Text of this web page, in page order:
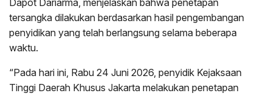
Dapot Dariarma, menjelaskan bahwa penetapan
tersangka dilakukan berdasarkan hasil pengembangan
penyidikan yang telah berlangsung selama beberapa
waktu.
“Pada hari ini, Rabu 24 Juni 2026, penyidik Kejaksaan
Tinggi Daerah Khusus Jakarta melakukan penetapan